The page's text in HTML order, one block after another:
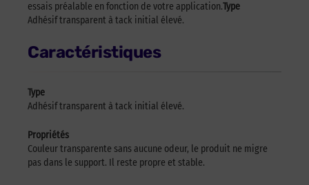
essais préalable en fonction de votre application.Type
Adhésif transparent à tack initial élevé.
Caractéristiques
Type
Adhésif transparent à tack initial élevé.
Propriétés
Couleur transparente sans aucune odeur, le produit ne migre
pas dans le support. Il reste propre et stable.